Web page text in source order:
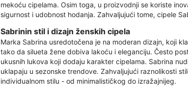
mekoću cipelama. Osim toga, u proizvodnji se koriste
sigurnost i udobnost hodanja. Zahvaljujući tome, cipele
Sabrinin stil i dizajn ženskih cipela
Marka Sabrina usredotočena je na moderan dizajn, koji
tako da silueta žene dobiva lakoću i eleganciju. Često
ukusnih lukova koji dodaju karakter cipelama. Sabrina
uklapaju u sezonske trendove. Zahvaljujući raznolikosti
individualnom stilu - od minimalističkog do izražajnijeg.